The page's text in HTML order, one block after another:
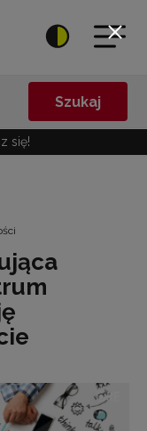
Szukaj
się!